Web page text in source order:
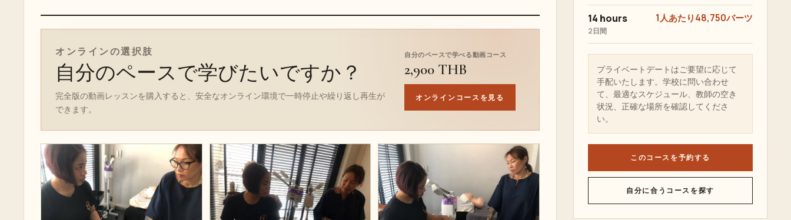
オンラインコースのティーザー
オンラインの選択肢
自分のペースで学びたいですか？
完全版の動画レッスンを購入すると、安全なオンライン環境で一時停止や繰り返し再生が
できます。
自分のペースで学べる動画コース
2,900 THB
オンラインコースを見る
14 hours
2日間
1人あたり48,750バーツ
プライベートデートはご要望に応じて
手配いたします。学校に問い合わせ
て、最適なスケジュール、教師の空き
状況、正確な場所を確認してくださ
い。
このコースを予約する
自分に合うコースを探す